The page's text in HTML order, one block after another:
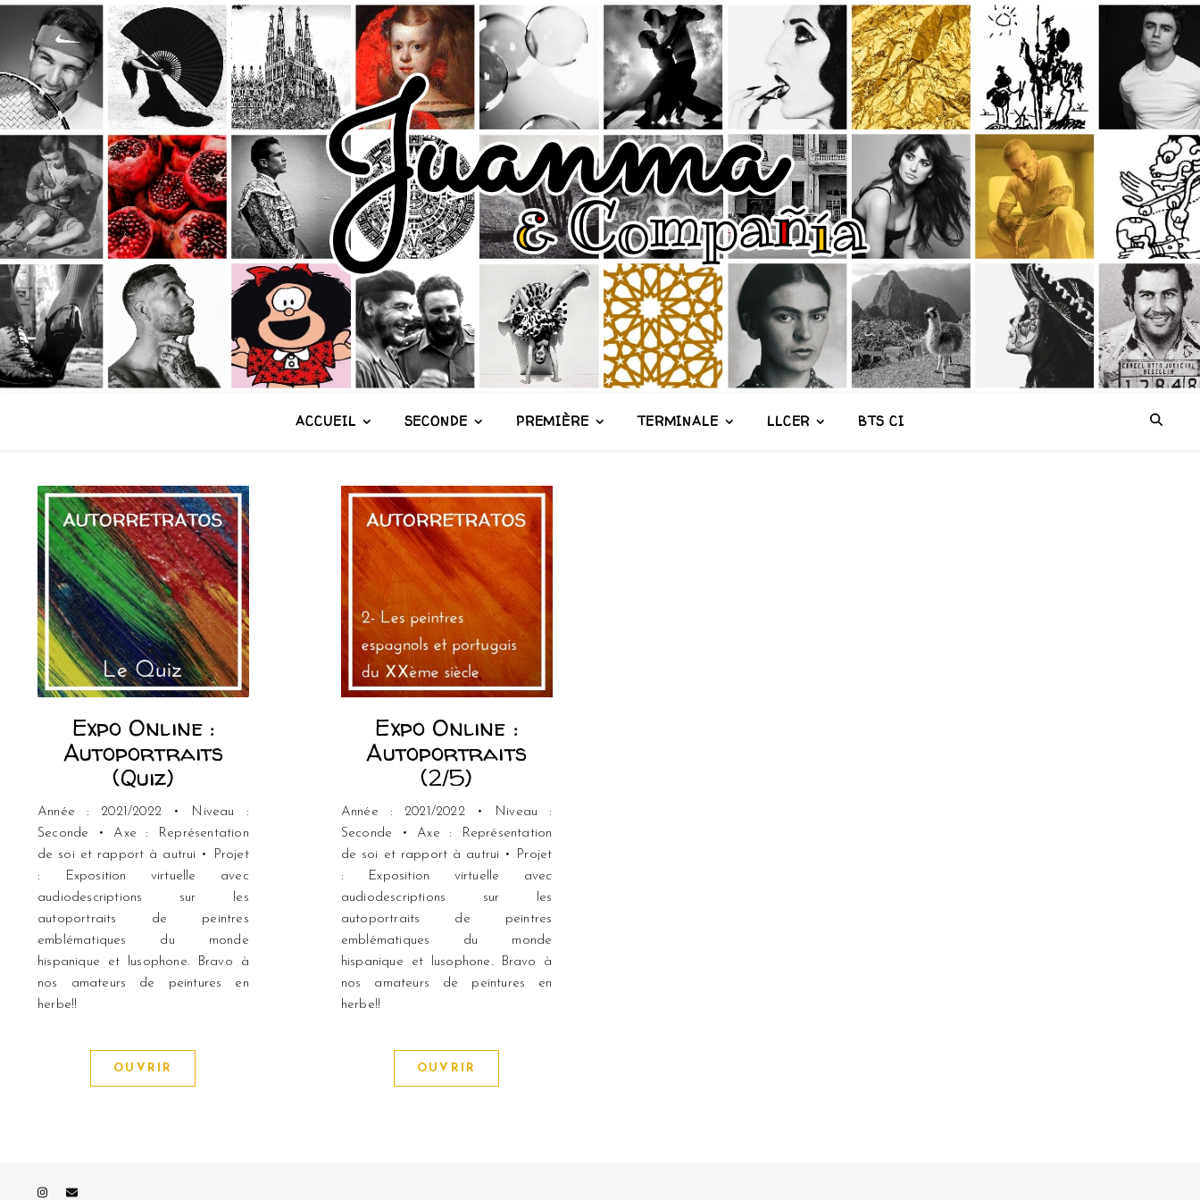
ACCUEIL SECONDE PREMIÈRE TERMINALE LLCER BTS CI
Expo Online :
Autoportraits
(Quiz)
Année : 2021/2022 • Niveau :
Seconde • Axe : Représentation
de soi et rapport à autrui • Projet
: Exposition virtuelle avec
audiodescriptions sur les
autoportraits de peintres
emblématiques du monde
hispanique et lusophone. Bravo à
nos amateurs de peintures en
herbe!!
OUVRIR
Expo Online :
Autoportraits
(2/5)
Année : 2021/2022 • Niveau :
Seconde • Axe : Représentation
de soi et rapport à autrui • Projet
: Exposition virtuelle avec
audiodescriptions sur les
autoportraits de peintres
emblématiques du monde
hispanique et lusophone. Bravo à
nos amateurs de peintures en
herbe!!
OUVRIR